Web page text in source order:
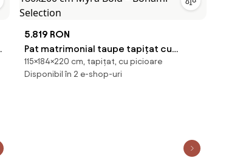
5.819 RON
Pat matrimonial taupe tapițat cu
spațiu de depozitare cu somieră
180x200 cm Myra Bold – Bonami
115×184×220 cm, tapițat, cu picioare
Disponibil în 2 e-shop-uri